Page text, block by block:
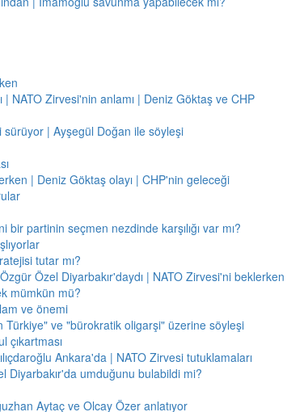
NATO Zirvesi'nin anlamı | Deniz Göktaş ve CHP
| Ayşegül Doğan ile söyleşi
| Deniz Göktaş olayı | CHP'nin geleceği
partinin seçmen nezdinde karşılığı var mı?
tutar mı?
Özel Diyarbakır'daydı | NATO Zirvesi'ni beklerken
mümkün mü?
ve önemi
Türkiye" ve "bürokratik oligarşi" üzerine söyleşi
çıkartması
Ankara'da | NATO Zirvesi tutuklamaları
Diyarbakır'da umduğunu bulabildi mi?
Aytaç ve Olcay Özer anlatıyor